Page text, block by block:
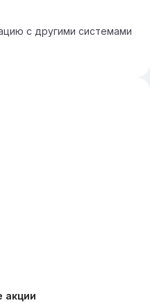
с другими системами
акции